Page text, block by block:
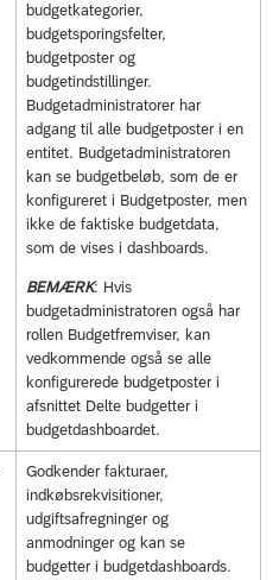
budgetkategorier,
budgetsporingsfelter,
budgetposter og
budgetindstillinger.
Budgetadministratorer har
adgang til alle budgetposter i en
entitet. Budgetadministratoren
kan se budgetbeløb, som de er
konfigureret i Budgetposter, men
ikke de faktiske budgetdata,
som de vises i dashboards.
BEMÆRK: Hvis
budgetadministratoren også har
rollen Budgetfremviser, kan
vedkommende også se alle
konfigurerede budgetposter i
afsnittet Delte budgetter i
budgetdashboardet.
Godkender fakturaer,
indkøbsrekvisitioner,
udgiftsafregninger og
anmodninger og kan se
budgetter i budgetdashboards.